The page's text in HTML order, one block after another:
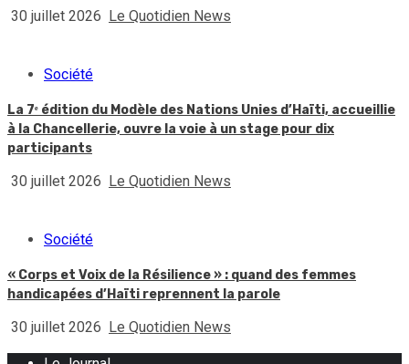
30 juillet 2026 Le Quotidien News
Société
La 7ᵉ édition du Modèle des Nations Unies d’Haïti, accueillie
à la Chancellerie, ouvre la voie à un stage pour dix
participants
30 juillet 2026 Le Quotidien News
Société
« Corps et Voix de la Résilience » : quand des femmes
handicapées d’Haïti reprennent la parole
30 juillet 2026 Le Quotidien News